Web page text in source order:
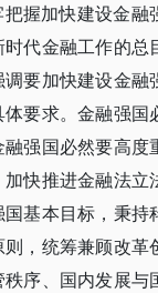
握加快建设金融
代金融工作的总
要加快建设金融
要求。金融强国
强国必然要高度
快推进金融法立
基本目标，秉持
，统筹兼顾改革
序、国内发展与